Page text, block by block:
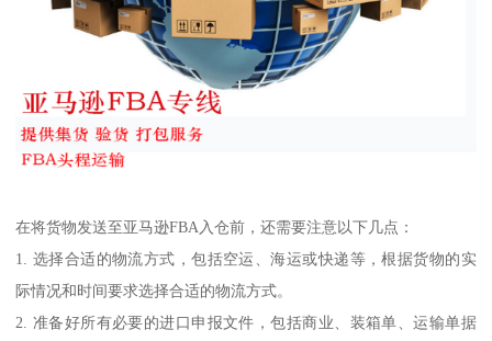
在将货物发送至亚马逊FBA入仓前，还需要注意以下几点：
1. 选择合适的物流方式，包括空运、海运或快递等，根据货物的实
际情况和时间要求选择合适的物流方式。
2. 准备好所有必要的进口申报文件，包括商业、装箱单、运输单据